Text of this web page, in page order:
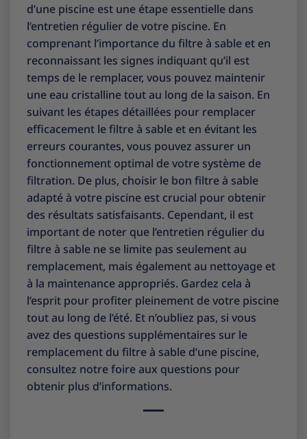
d’une piscine est une étape essentielle dans
l’entretien régulier de votre piscine. En
comprenant l’importance du filtre à sable et en
reconnaissant les signes indiquant qu’il est
temps de le remplacer, vous pouvez maintenir
une eau cristalline tout au long de la saison. En
suivant les étapes détaillées pour remplacer
efficacement le filtre à sable et en évitant les
erreurs courantes, vous pouvez assurer un
fonctionnement optimal de votre système de
filtration. De plus, choisir le bon filtre à sable
adapté à votre piscine est crucial pour obtenir
des résultats satisfaisants. Cependant, il est
important de noter que l’entretien régulier du
filtre à sable ne se limite pas seulement au
remplacement, mais également au nettoyage et
à la maintenance appropriés. Gardez cela à
l’esprit pour profiter pleinement de votre piscine
tout au long de l’été. Et n’oubliez pas, si vous
avez des questions supplémentaires sur le
remplacement du filtre à sable d’une piscine,
consultez notre foire aux questions pour
obtenir plus d’informations.